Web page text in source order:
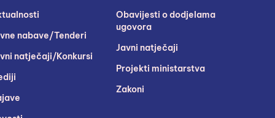
nabave/Tenderi
natječaji/Konkursi
Obavijesti o dodjelama
ugovora
Javni natječaji
Projekti ministarstva
Zakoni